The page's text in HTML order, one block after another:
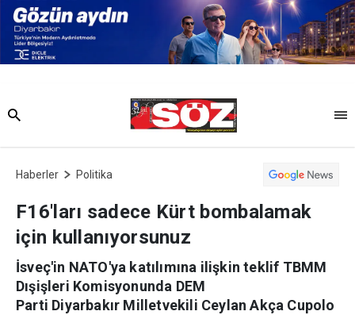
Haberler Politika
F16'ları sadece Kürt bombalamak
için kullanıyorsunuz
İsveç'in NATO'ya katılımına ilişkin teklif TBMM
Dışişleri Komisyonunda DEM
Parti Diyarbakır Milletvekili Ceylan Akça Cupolo